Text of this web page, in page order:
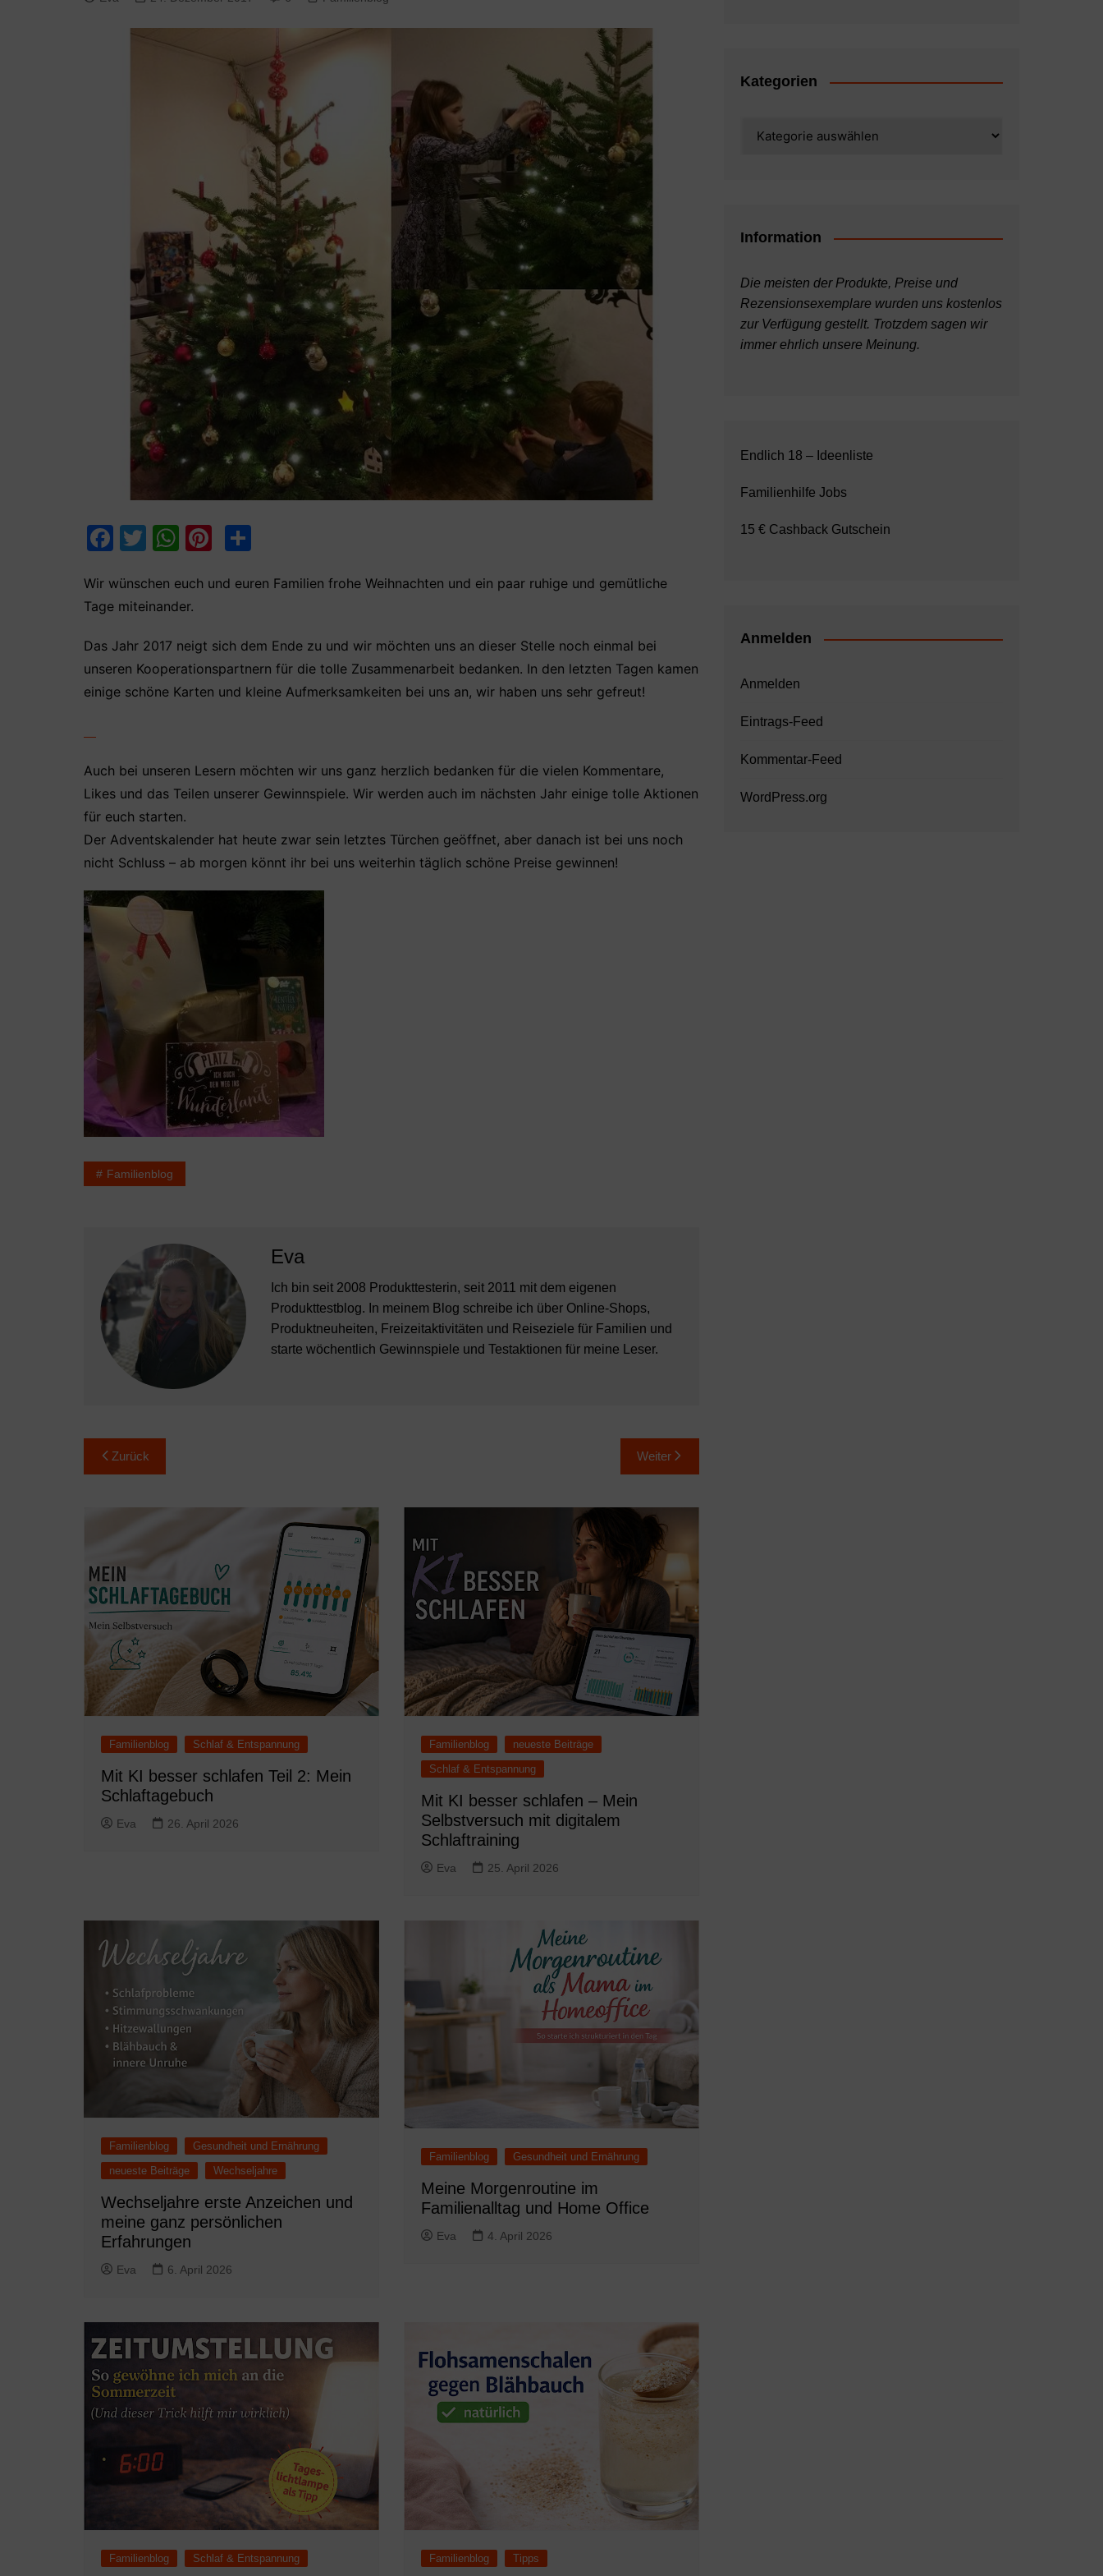
F
c
e
b
o
o
T
itt
er
W
at
s
A
p
p
Pi
er
st
le
Wir wünschen euch und euren Familien frohe Weihnachten und ein paar ruhige und gemütliche
Tage miteinander.
Das Jahr 2017 neigt sich dem Ende zu und wir möchten uns an dieser Stelle noch einmal bei
unseren Kooperationspartnern für die tolle Zusammenarbeit bedanken. In den letzten Tagen kamen
einige schöne Karten und kleine Aufmerksamkeiten bei uns an, wir haben uns sehr gefreut!
Auch bei unseren Lesern möchten wir uns ganz herzlich bedanken für die vielen Kommentare,
Likes und das Teilen unserer Gewinnspiele. Wir werden auch im nächsten Jahr einige tolle Aktionen
für euch starten.
Der Adventskalender hat heute zwar sein letztes Türchen geöffnet, aber danach ist bei uns noch
nicht Schluss – ab morgen könnt ihr bei uns weiterhin täglich schöne Preise gewinnen!
Familienblog
Eva
Ich bin seit 2008 Produkttesterin, seit 2011 mit dem eigenen
Produkttestblog. In meinem Blog schreibe ich über Online-Shops,
Produktneuheiten, Freizeitaktivitäten und Reiseziele für Familien und
starte wöchentlich Gewinnspiele und Testaktionen für meine Leser.
Beitragsnavigation
Zurück Weiter
Familienblog Schlaf & Entspannung
Mit KI besser schlafen Teil 2: Mein
Schlaftagebuch
Eva 26. April 2026
Familienblog
neueste Beiträge
Schlaf & Entspannung
Mit KI besser schlafen – Mein
Selbstversuch mit digitalem
Schlaftraining
Eva 25. April 2026
Familienblog
Gesundheit und Ernährung
neueste Beiträge
Wechseljahre
Wechseljahre erste Anzeichen und
meine ganz persönlichen
Erfahrungen
Eva 6. April 2026
Familienblog Gesundheit und Ernährung
Meine Morgenroutine im
Familienalltag und Home Office
Eva 4. April 2026
Familienblog Schlaf & Entspannung Familienblog Tipps
Kategorien
Information
Die meisten der Produkte, Preise und
Rezensionsexemplare wurden uns kostenlos
zur Verfügung gestellt. Trotzdem sagen wir
immer ehrlich unsere Meinung.
Endlich 18 – Ideenliste
Familienhilfe Jobs
15 € Cashback Gutschein
Anmelden
Anmelden
Eintrags-Feed
Kommentar-Feed
WordPress.org